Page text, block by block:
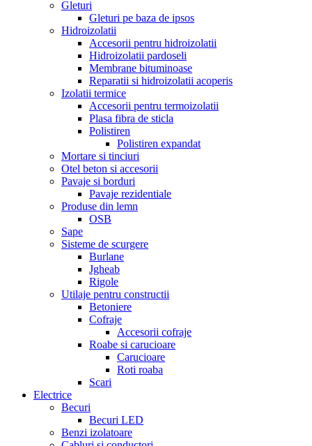
Gleturi
Gleturi pe baza de ipsos
Hidroizolatii
Accesorii pentru hidroizolatii
Hidroizolatii pardoseli
Membrane bituminoase
Reparatii si hidroizolatii acoperis
Izolatii termice
Accesorii pentru termoizolatii
Plasa fibra de sticla
Polistiren
Polistiren expandat
Mortare si tinciuri
Otel beton si accesorii
Pavaje si borduri
Pavaje rezidentiale
Produse din lemn
OSB
Sape
Sisteme de scurgere
Burlane
Jgheab
Rigole
Utilaje pentru constructii
Betoniere
Cofraje
Accesorii cofraje
Roabe si carucioare
Carucioare
Roti roaba
Scari
Electrice
Becuri
Becuri LED
Benzi izolatoare